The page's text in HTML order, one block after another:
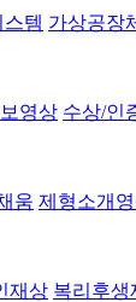
템 가상공장
영상 수상/인
움 제형소개
재상 복리후생